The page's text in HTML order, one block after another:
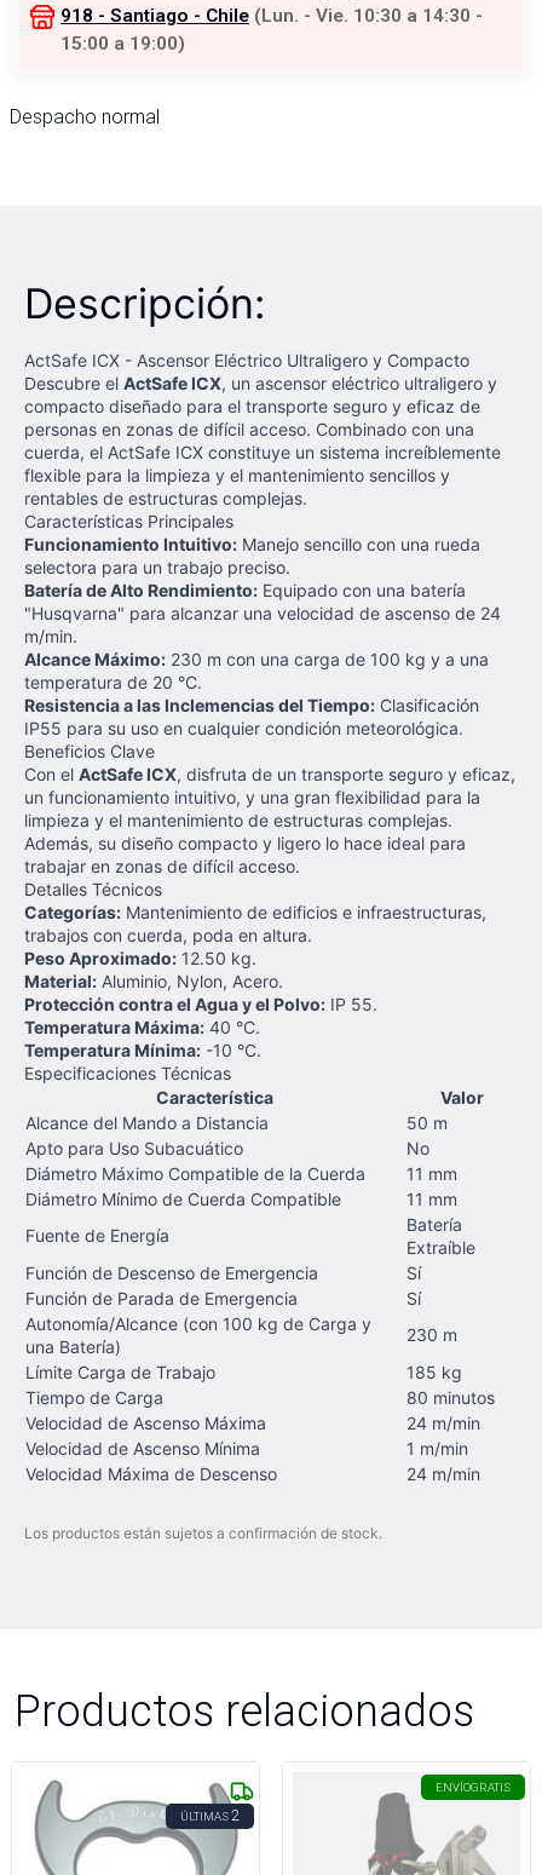
918 - Santiago - Chile (Lun. - Vie. 10:30 a 14:30 -
15:00 a 19:00)
Despacho normal
Descripción:
ActSafe ICX - Ascensor Eléctrico Ultraligero y Compacto
Descubre el ActSafe ICX, un ascensor eléctrico ultraligero y
compacto diseñado para el transporte seguro y eficaz de
personas en zonas de difícil acceso. Combinado con una
cuerda, el ActSafe ICX constituye un sistema increíblemente
flexible para la limpieza y el mantenimiento sencillos y
rentables de estructuras complejas.
Características Principales
Funcionamiento Intuitivo: Manejo sencillo con una rueda
selectora para un trabajo preciso.
Batería de Alto Rendimiento: Equipado con una batería
"Husqvarna" para alcanzar una velocidad de ascenso de 24
m/min.
Alcance Máximo: 230 m con una carga de 100 kg y a una
temperatura de 20 °C.
Resistencia a las Inclemencias del Tiempo: Clasificación
IP55 para su uso en cualquier condición meteorológica.
Beneficios Clave
Con el ActSafe ICX, disfruta de un transporte seguro y eficaz,
un funcionamiento intuitivo, y una gran flexibilidad para la
limpieza y el mantenimiento de estructuras complejas.
Además, su diseño compacto y ligero lo hace ideal para
trabajar en zonas de difícil acceso.
Detalles Técnicos
Categorías: Mantenimiento de edificios e infraestructuras,
trabajos con cuerda, poda en altura.
Peso Aproximado: 12.50 kg.
Material: Aluminio, Nylon, Acero.
Protección contra el Agua y el Polvo: IP 55.
Temperatura Máxima: 40 °C.
Temperatura Mínima: -10 °C.
Especificaciones Técnicas
Característica
Valor
Alcance del Mando a Distancia
50 m
Apto para Uso Subacuático
No
Diámetro Máximo Compatible de la Cuerda
11 mm
Diámetro Mínimo de Cuerda Compatible
11 mm
Fuente de Energía
Batería
Extraíble
Función de Descenso de Emergencia
Sí
Función de Parada de Emergencia
Sí
Autonomía/Alcance (con 100 kg de Carga y
una Batería)
230 m
Límite Carga de Trabajo
185 kg
Tiempo de Carga
80 minutos
Velocidad de Ascenso Máxima
24 m/min
Velocidad de Ascenso Mínima
1 m/min
Velocidad Máxima de Descenso
24 m/min
Los productos están sujetos a confirmación de stock.
Productos relacionados
ÚLTIMAS2
ENVÍOGRATIS